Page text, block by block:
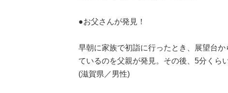
●お父さんが発見！
早朝に家族で初詣に行ったとき、展望台
ているのを父親が発見。その後、5分くら
(滋賀県／男性)